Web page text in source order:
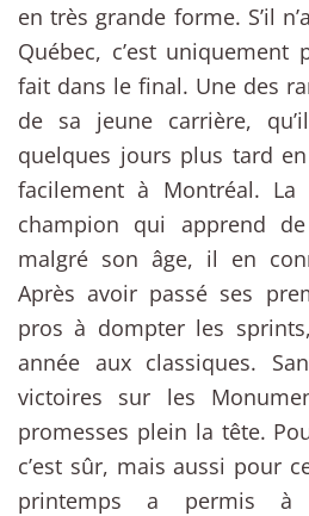
en très grande forme. S’il
Québec, c’est uniquement
fait dans le final. Une des
de sa jeune carrière,
quelques jours plus tard
facilement à Montréal. La
champion qui apprend
malgré son âge, il en
Après avoir passé ses
pros à dompter les
année aux classiques.
victoires sur les
promesses plein la tête.
c’est sûr, mais aussi pour
printemps a permis à